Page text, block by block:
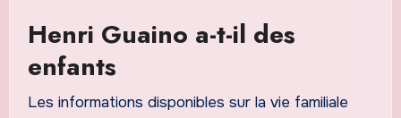
Henri Guaino a-t-il des
enfants
Les informations disponibles sur la vie familiale